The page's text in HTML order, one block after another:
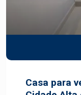
Casa para